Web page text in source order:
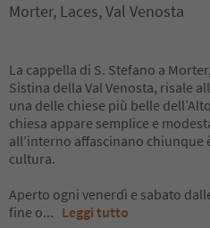
Morter, Laces, Val Venosta
La cappella di S. Stefano a
Sistina della Val Venosta, risale
una delle chiese più belle
chiesa appare semplice e
all’interno affascinano chiunque
cultura.
Aperto ogni venerdì e sabato
fine o... Leggi tutto